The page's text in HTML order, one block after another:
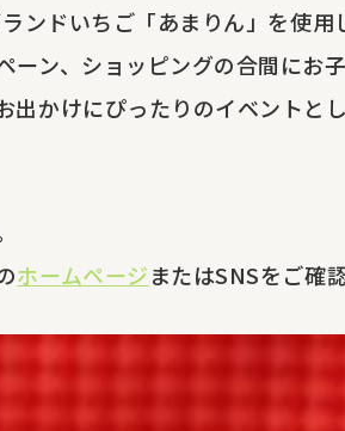
ンドいちご「あまりん」を使用
ン、ショッピングの合間にお
かけにぴったりのイベントと
ホームページまたはSNSをご確